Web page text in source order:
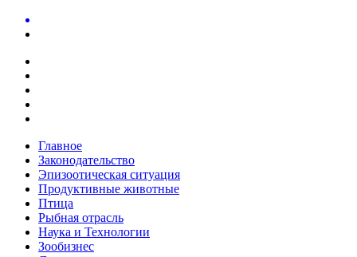
Главное
Законодательство
Эпизоотическая ситуация
Продуктивные животные
Птица
Рыбная отрасль
Наука и Технологии
Зообизнес